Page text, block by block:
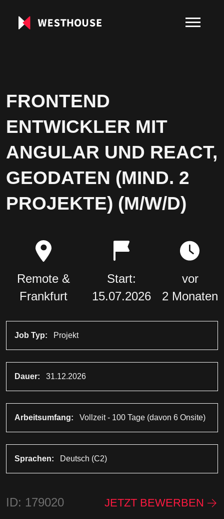
FRONTEND
ENTWICKLER MIT
ANGULAR UND REACT,
GEODATEN (MIND. 2
PROJEKTE) (M/W/D)
Remote &
Frankfurt
Start:
15.07.2026
vor
2 Monaten
Job Typ: Projekt
Dauer: 31.12.2026
Arbeitsumfang: Vollzeit - 100 Tage (davon 6 Onsite)
Sprachen: Deutsch (C2)
ID: 179020 JETZT BEWERBEN